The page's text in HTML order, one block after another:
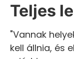
Teljes
"Vannak
kell állnia, és